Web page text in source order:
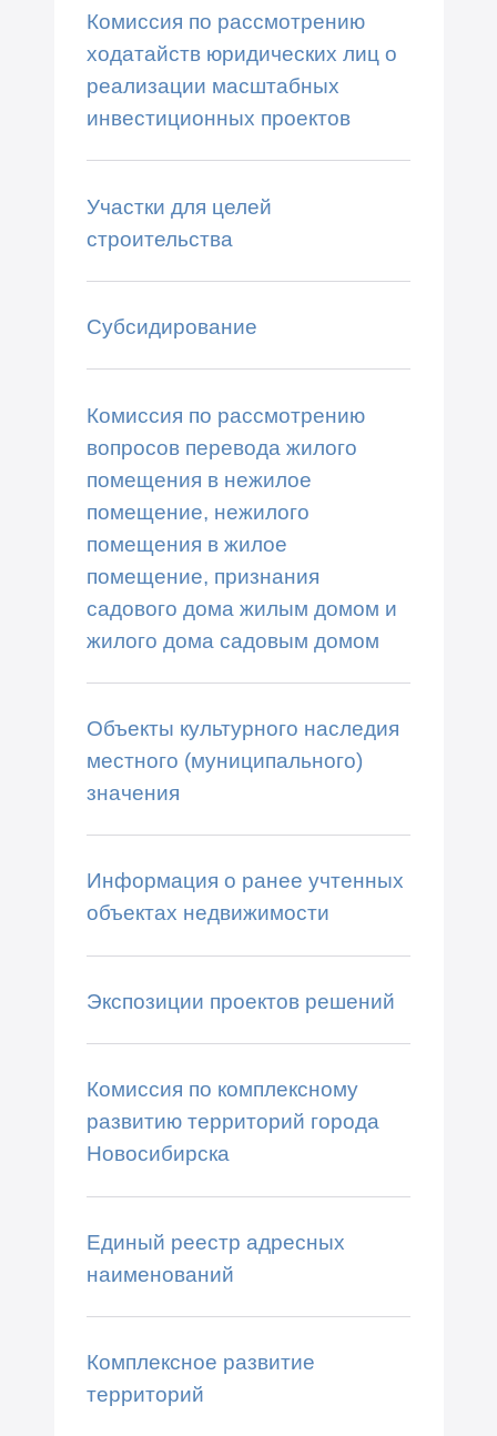
Комиссия по рассмотрению
ходатайств юридических лиц о
реализации масштабных
инвестиционных проектов
Участки для целей
строительства
Субсидирование
Комиссия по рассмотрению
вопросов перевода жилого
помещения в нежилое
помещение, нежилого
помещения в жилое
помещение, признания
садового дома жилым домом и
жилого дома садовым домом
Объекты культурного наследия
местного (муниципального)
значения
Информация о ранее учтенных
объектах недвижимости
Экспозиции проектов решений
Комиссия по комплексному
развитию территорий города
Новосибирска
Единый реестр адресных
наименований
Комплексное развитие
территорий